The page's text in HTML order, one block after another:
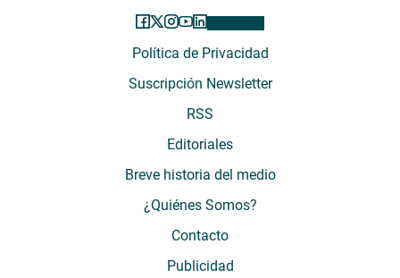
Política de Privacidad
Suscripción Newsletter
RSS
Editoriales
Breve historia del medio
¿Quiénes Somos?
Contacto
Publicidad